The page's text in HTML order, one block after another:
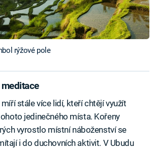
rýžové pole
meditace
stále více lidí, kteří chtějí využít
jedinečného místa. Kořeny
vyrostlo místní náboženství se
i do duchovních aktivit. V Ubudu